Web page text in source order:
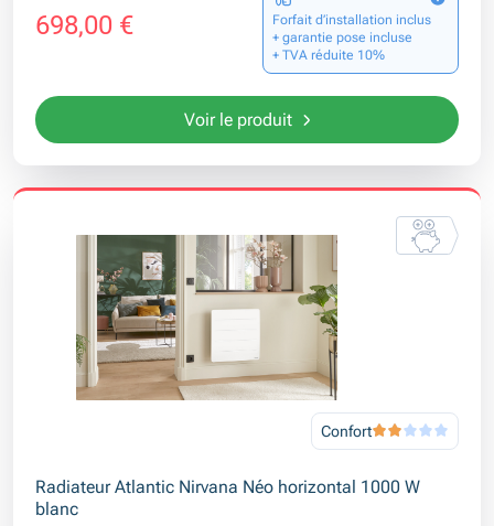
698,00 €
Forfait d’installation inclus
+ garantie pose incluse
+ TVA réduite 10%
Voir le produit
Confort
Radiateur Atlantic Nirvana Néo horizontal 1000 W
blanc